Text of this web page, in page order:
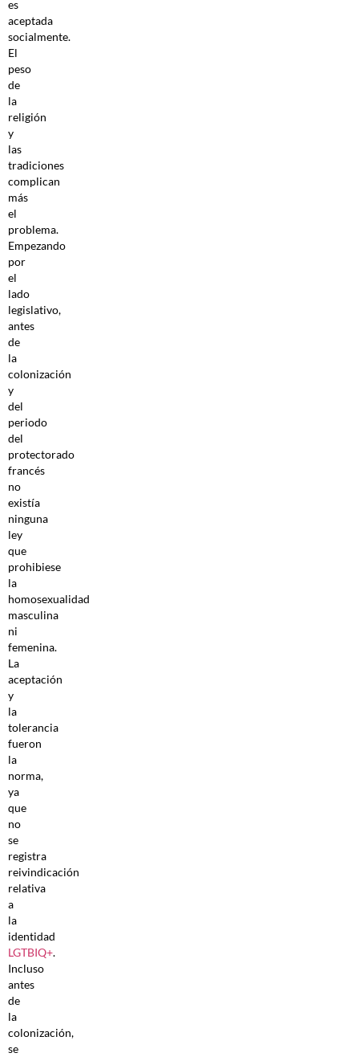
es
aceptada
socialmente.
El
peso
de
la
religión
y
las
tradiciones
complican
más
el
problema.
Empezando
por
el
lado
legislativo,
antes
de
la
colonización
y
del
periodo
del
protectorado
francés
no
existía
ninguna
ley
que
prohibiese
la
homosexualidad
masculina
ni
femenina.
La
aceptación
y
la
tolerancia
fueron
la
norma,
ya
que
no
se
registra
reivindicación
relativa
a
la
identidad
LGTBIQ+.
Incluso
antes
de
la
colonización,
se